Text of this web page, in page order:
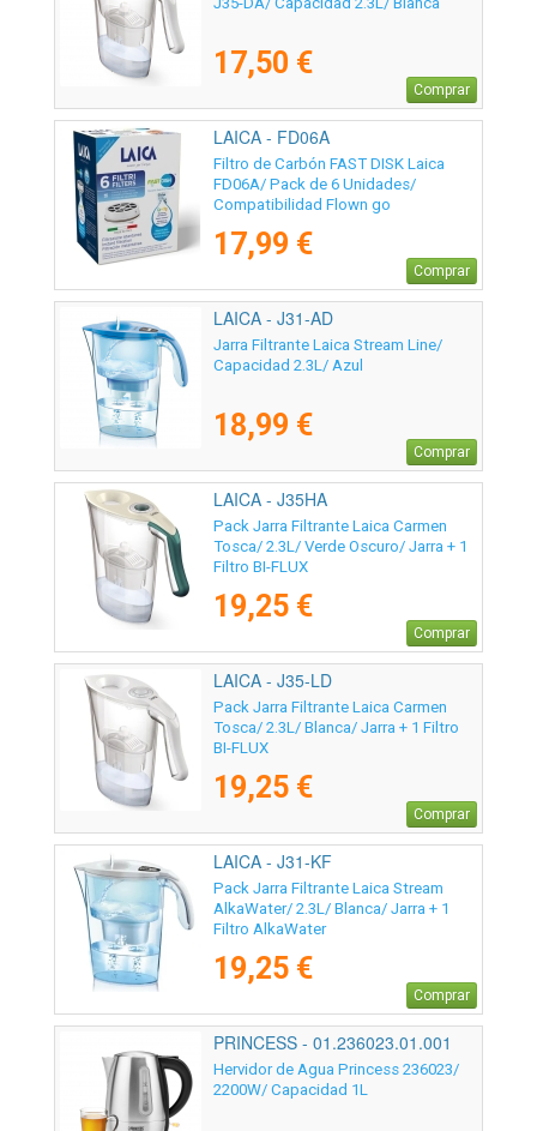
17,50 €
Comprar
LAICA - FD06A
Filtro de Carbón FAST DISK Laica
FD06A/ Pack de 6 Unidades/
Compatibilidad Flown go
17,99 €
Comprar
LAICA - J31-AD
Jarra Filtrante Laica Stream Line/
Capacidad 2.3L/ Azul
18,99 €
Comprar
LAICA - J35HA
Pack Jarra Filtrante Laica Carmen
Tosca/ 2.3L/ Verde Oscuro/ Jarra + 1
Filtro BI-FLUX
19,25 €
Comprar
LAICA - J35-LD
Pack Jarra Filtrante Laica Carmen
Tosca/ 2.3L/ Blanca/ Jarra + 1 Filtro
BI-FLUX
19,25 €
Comprar
LAICA - J31-KF
Pack Jarra Filtrante Laica Stream
AlkaWater/ 2.3L/ Blanca/ Jarra + 1
Filtro AlkaWater
19,25 €
Comprar
PRINCESS - 01.236023.01.001
Hervidor de Agua Princess 236023/
2200W/ Capacidad 1L